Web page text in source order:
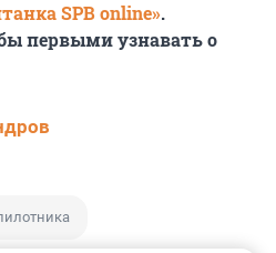
SPB online».
первыми узнавать о